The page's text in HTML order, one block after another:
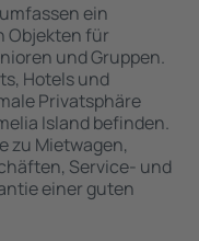
ein
Objekten für
und Gruppen.
Hotels und
Privatsphäre
Island befinden.
zu Mietwagen,
Service- und
einer guten